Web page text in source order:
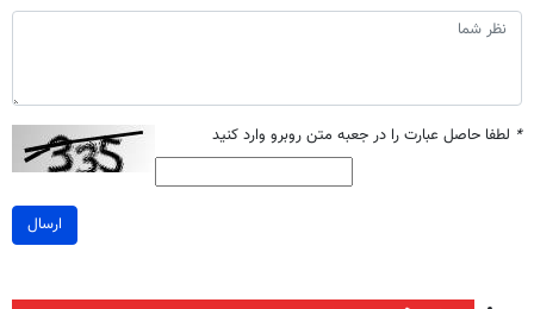
* لطفا حاصل عبارت را در جعبه متن روبرو وارد کنید
ارسال